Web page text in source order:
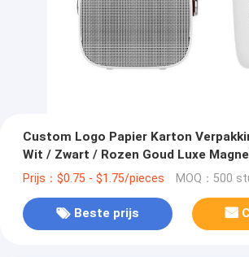
Custom Logo Papier Karton
Wit / Zwart / Rozen Goud Luxe
Geschenkdoos Met Ribbon Sluiting
Prijs：$0.75 - $1.75/pieces MOQ：500
Beste prijs